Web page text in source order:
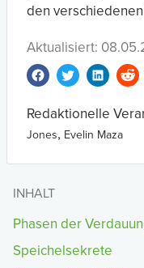
den
Aktualisiert:
Redaktionelle
Jones, Evelin Maza
INHALT
Phasen der
Speichelsekrete